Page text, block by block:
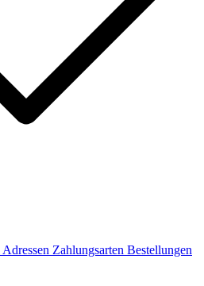
Adressen Zahlungsarten Bestellungen